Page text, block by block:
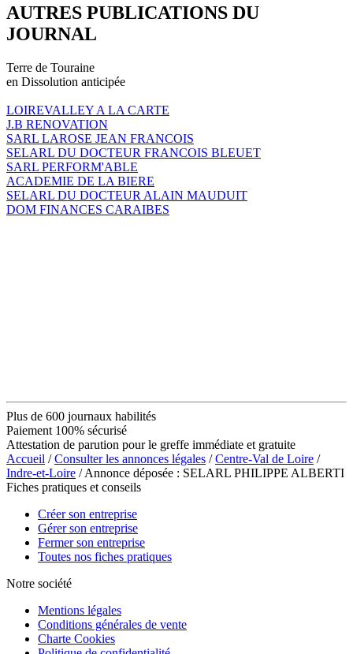
AUTRES PUBLICATIONS DU
JOURNAL
Terre de Touraine
en Dissolution anticipée
LOIREVALLEY A LA CARTE
J.B RENOVATION
SARL LAROSE JEAN FRANCOIS
SELARL DU DOCTEUR FRANCOIS BLEUET
SARL PERFORM'ABLE
ACADEMIE DE LA BIERE
SELARL DU DOCTEUR ALAIN MAUDUIT
DOM FINANCES CARAIBES
Plus de 600 journaux habilités
Paiement 100% sécurisé
Attestation de parution pour le greffe immédiate et gratuite
Accueil /Consulter les annonces légales /Centre-Val de Loire /
Indre-et-Loire / Annonce déposée : SELARL PHILIPPE ALBERTI
Fiches pratiques et conseils
Créer son entreprise
Gérer son entreprise
Fermer son entreprise
Toutes nos fiches pratiques
Notre société
Mentions légales
Conditions générales de vente
Charte Cookies